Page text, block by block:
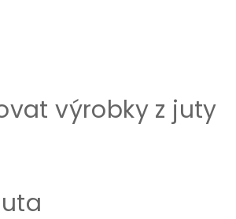
výrobky z juty